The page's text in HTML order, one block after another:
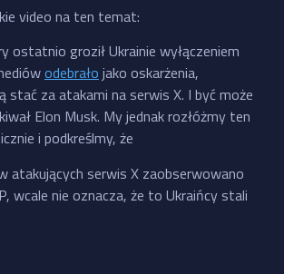
video na ten temat:
ostatnio groził Ukrainie wyłączeniem
odebrało jako oskarżenia,
stać za atakami na serwis X. I być może
Elon Musk. My jednak rozłóżmy ten
i podkreślmy, że
atakujących serwis X zaobserwowano
wcale nie oznacza, że to Ukraińcy stali